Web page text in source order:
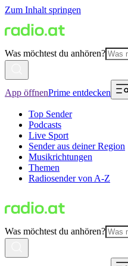
Zum Inhalt springen
Was möchtest du anhören?
App öffnenPrime entdecken
Top Sender
Podcasts
Live Sport
Sender aus deiner Region
Musikrichtungen
Themen
Radiosender von A-Z
Was möchtest du anhören?